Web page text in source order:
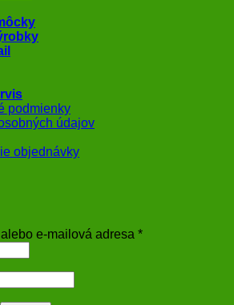
podmienky
údajov
objednávky
e-mailová adresa *Povinné